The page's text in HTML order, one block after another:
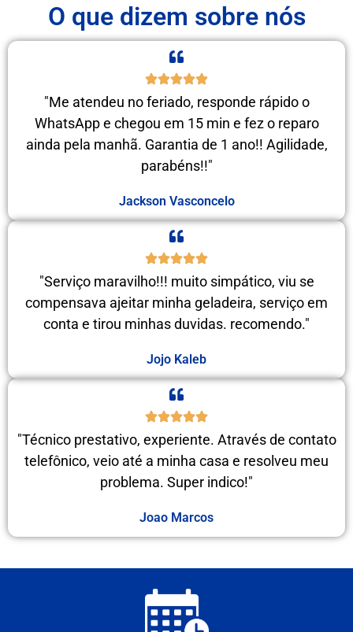
O que dizem sobre nós
"Me atendeu no feriado, responde rápido o
WhatsApp e chegou em 15 min e fez o reparo
ainda pela manhã. Garantia de 1 ano!! Agilidade,
parabéns!!"
Jackson Vasconcelo
"Serviço maravilho!!! muito simpático, viu se
compensava ajeitar minha geladeira, serviço em
conta e tirou minhas duvidas. recomendo."
Jojo Kaleb
"Técnico prestativo, experiente. Através de contato
telefônico, veio até a minha casa e resolveu meu
problema. Super indico!"
Joao Marcos